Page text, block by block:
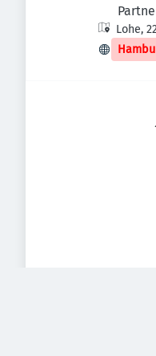
Lohe,